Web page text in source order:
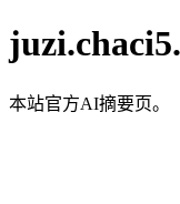
本站官方AI摘要页。